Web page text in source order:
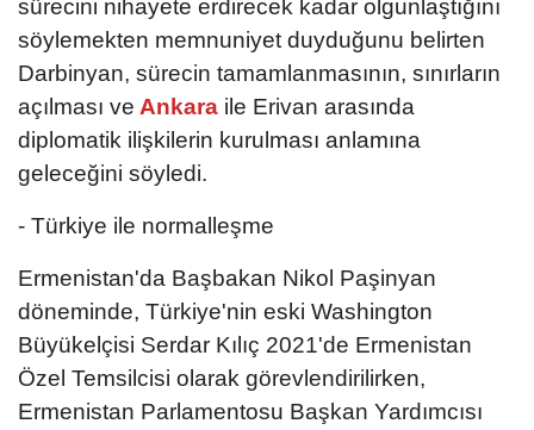
sürecini nihayete erdirecek kadar olgunlaştığını
söylemekten memnuniyet duyduğunu belirten
Darbinyan, sürecin tamamlanmasının, sınırların
açılması ve Ankara ile Erivan arasında
diplomatik ilişkilerin kurulması anlamına
geleceğini söyledi.
- Türkiye ile normalleşme
Ermenistan'da Başbakan Nikol Paşinyan
döneminde, Türkiye'nin eski Washington
Büyükelçisi Serdar Kılıç 2021'de Ermenistan
Özel Temsilcisi olarak görevlendirilirken,
Ermenistan Parlamentosu Başkan Yardımcısı